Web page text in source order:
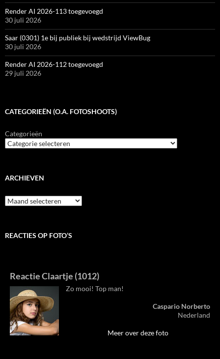
Render AI 2026-113 toegevoegd
30 juli 2026
Saar (0301) 1e bij publiek bij wedstrijd ViewBug
30 juli 2026
Render AI 2026-112 toegevoegd
29 juli 2026
CATEGORIEËN (O.A. FOTOSHOOTS)
Categorieën
ARCHIEVEN
Archieven
REACTIES OP FOTO’S
Reactie Claartje (1012)
Zo mooi! Top man!
Caspario Norberto
Nederland
Meer over deze foto